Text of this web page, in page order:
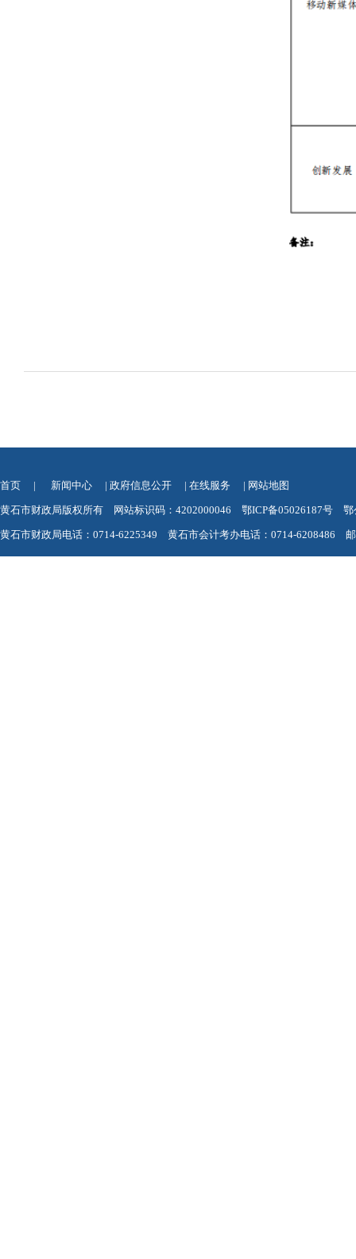
首页 | 新闻中心 | 政府信息公开 | 在线服务 | 网站地图
黄石市财政局版权所有 网站标识码：4202000046 鄂ICP备05026187号 鄂
黄石市财政局电话：0714-6225349 黄石市会计考办电话：0714-6208486